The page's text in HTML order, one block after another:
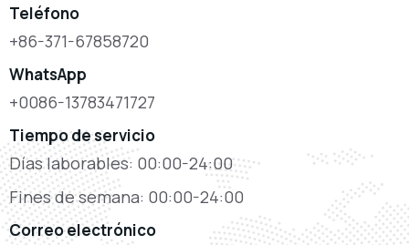
Teléfono
+86-371-67858720
WhatsApp
+0086-13783471727
Tiempo de servicio
Días laborables: 00:00-24:00
Fines de semana: 00:00-24:00
Correo electrónico